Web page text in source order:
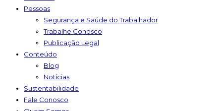
Pessoas
Segurança e Saúde do Trabalhador
Trabalhe Conosco
Publicação Legal
Conteúdo
Blog
Notícias
Sustentabilidade
Fale Conosco